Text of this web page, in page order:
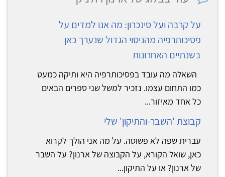
על קרבה ועל סינכרון: מה אנו למדים על
פסיכותרפיה מהניסוי הגדול שנערך כאן
בשנתיים האחרונות
השאלה מה עובד בפסיכותרפיה היא ותיקה כמעט
כמו התחום עצמו. נזכיר למשל שני ספרים הבאים
כל אחד מאיזור...
קבוצת 'השבר-והתיקון' שלי
עברית שפה לא פשוטה. על מה אני הולך לקרוא
כאן, שואל הקורא, על הקבוצה של ארנון? על השבר
של ארנון? או על התיקון...